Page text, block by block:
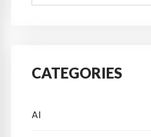
CATEGORIES
AI